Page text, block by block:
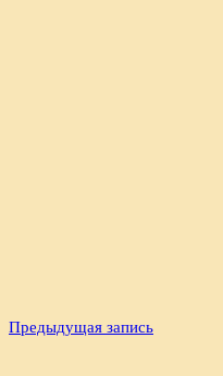
Навигация
Предыдущая запись